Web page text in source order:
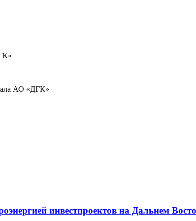
АО «ДГК»
инвестпроектов на Дальнем